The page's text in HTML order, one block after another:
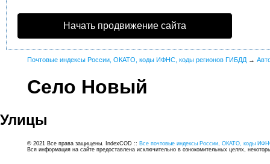
Начать продвижение сайта
Почтовые индексы России, ОКАТО, коды ИФНС, коды регионов ГИБДД →
Село Новый
Улицы
© 2021 Все права защищены. IndexCOD :: Все почтовые индексы России, ОКАТО, коды
Вся информация на сайте предоставлена исключительно в ознокомительных целях,